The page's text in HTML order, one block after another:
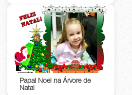
Papai Noel na Árvore de
Natal